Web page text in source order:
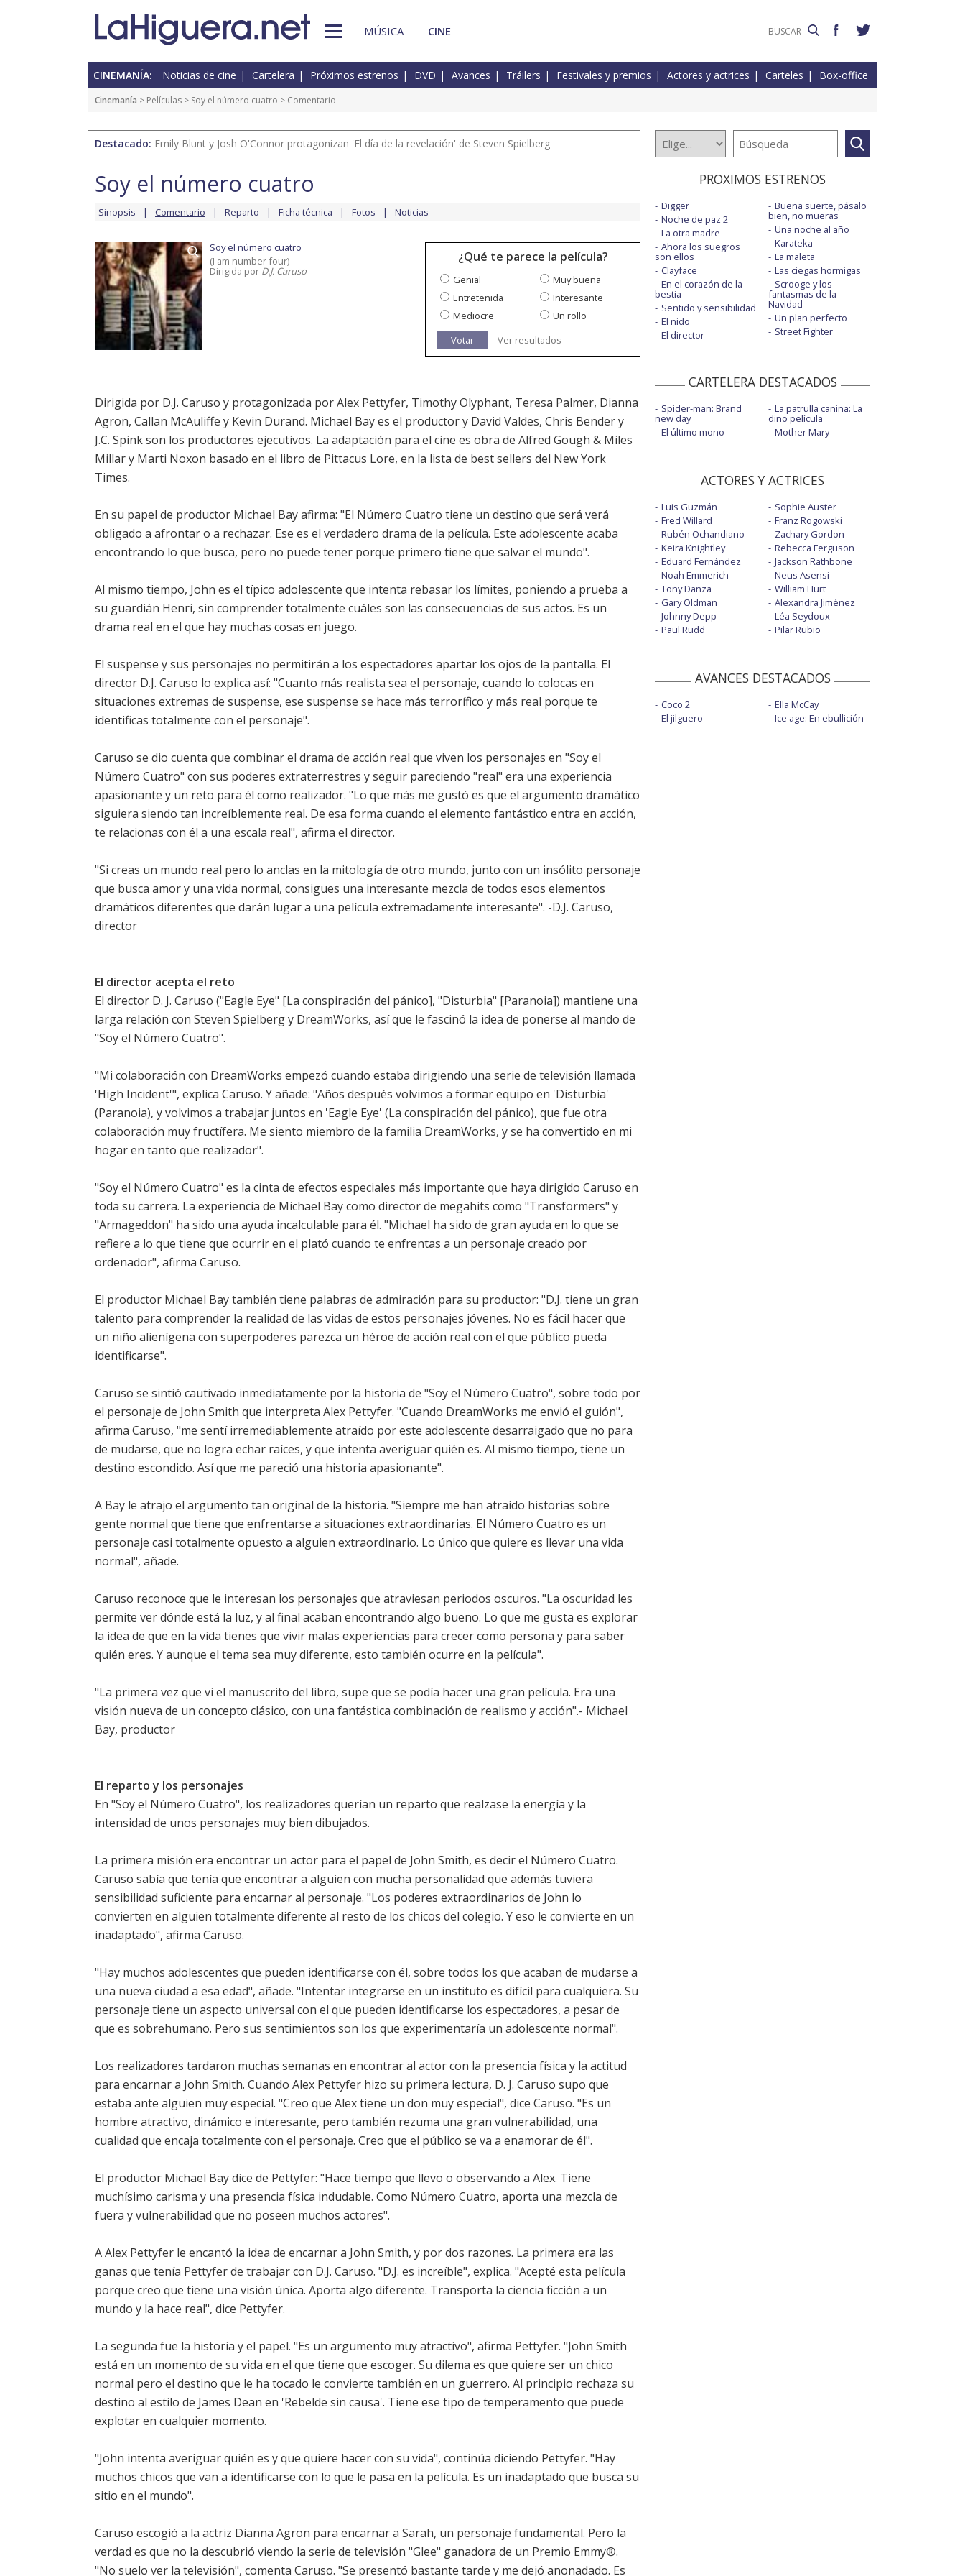
MÚSICA CINE
CINEMANÍA: Noticias de cine Cartelera Próximos estrenos DVD Avances Tráilers Festivales y premios Actores y actrices Carteles Box-office
Cinemanía > Películas > Soy el número cuatro > Comentario
Destacado: Emily Blunt y Josh O'Connor protagonizan 'El día de la revelación' de Steven Spielberg
Soy el número cuatro
Sinopsis Comentario Reparto Ficha técnica Fotos Noticias
Soy el número cuatro
(I am number four)
Dirigida por D.J. Caruso
¿Qué te parece la película?
Genial
Muy buena
Entretenida
Interesante
Mediocre
Un rollo
Votar
Ver resultados
Dirigida por D.J. Caruso y protagonizada por Alex Pettyfer, Timothy Olyphant, Teresa Palmer, Dianna
Agron, Callan McAuliffe y Kevin Durand. Michael Bay es el productor y David Valdes, Chris Bender y
J.C. Spink son los productores ejecutivos. La adaptación para el cine es obra de Alfred Gough & Miles
Millar y Marti Noxon basado en el libro de Pittacus Lore, en la lista de best sellers del New York
Times.
En su papel de productor Michael Bay afirma: "El Número Cuatro tiene un destino que será verá
obligado a afrontar o a rechazar. Ese es el verdadero drama de la película. Este adolescente acaba
encontrando lo que busca, pero no puede tener porque primero tiene que salvar el mundo".
Al mismo tiempo, John es el típico adolescente que intenta rebasar los límites, poniendo a prueba a
su guardián Henri, sin comprender totalmente cuáles son las consecuencias de sus actos. Es un
drama real en el que hay muchas cosas en juego.
El suspense y sus personajes no permitirán a los espectadores apartar los ojos de la pantalla. El
director D.J. Caruso lo explica así: "Cuanto más realista sea el personaje, cuando lo colocas en
situaciones extremas de suspense, ese suspense se hace más terrorífico y más real porque te
identificas totalmente con el personaje".
Caruso se dio cuenta que combinar el drama de acción real que viven los personajes en "Soy el
Número Cuatro" con sus poderes extraterrestres y seguir pareciendo "real" era una experiencia
apasionante y un reto para él como realizador. "Lo que más me gustó es que el argumento dramático
siguiera siendo tan increíblemente real. De esa forma cuando el elemento fantástico entra en acción,
te relacionas con él a una escala real", afirma el director.
"Si creas un mundo real pero lo anclas en la mitología de otro mundo, junto con un insólito personaje
que busca amor y una vida normal, consigues una interesante mezcla de todos esos elementos
dramáticos diferentes que darán lugar a una película extremadamente interesante". -D.J. Caruso,
director
El director acepta el reto
El director D. J. Caruso ("Eagle Eye" [La conspiración del pánico], "Disturbia" [Paranoia]) mantiene una
larga relación con Steven Spielberg y DreamWorks, así que le fascinó la idea de ponerse al mando de
"Soy el Número Cuatro".
"Mi colaboración con DreamWorks empezó cuando estaba dirigiendo una serie de televisión llamada
'High Incident'", explica Caruso. Y añade: "Años después volvimos a formar equipo en 'Disturbia'
(Paranoia), y volvimos a trabajar juntos en 'Eagle Eye' (La conspiración del pánico), que fue otra
colaboración muy fructífera. Me siento miembro de la familia DreamWorks, y se ha convertido en mi
hogar en tanto que realizador".
"Soy el Número Cuatro" es la cinta de efectos especiales más importante que haya dirigido Caruso en
toda su carrera. La experiencia de Michael Bay como director de megahits como "Transformers" y
"Armageddon" ha sido una ayuda incalculable para él. "Michael ha sido de gran ayuda en lo que se
refiere a lo que tiene que ocurrir en el plató cuando te enfrentas a un personaje creado por
ordenador", afirma Caruso.
El productor Michael Bay también tiene palabras de admiración para su productor: "D.J. tiene un gran
talento para comprender la realidad de las vidas de estos personajes jóvenes. No es fácil hacer que
un niño alienígena con superpoderes parezca un héroe de acción real con el que público pueda
identificarse".
Caruso se sintió cautivado inmediatamente por la historia de "Soy el Número Cuatro", sobre todo por
el personaje de John Smith que interpreta Alex Pettyfer. "Cuando DreamWorks me envió el guión",
afirma Caruso, "me sentí irremediablemente atraído por este adolescente desarraigado que no para
de mudarse, que no logra echar raíces, y que intenta averiguar quién es. Al mismo tiempo, tiene un
destino escondido. Así que me pareció una historia apasionante".
A Bay le atrajo el argumento tan original de la historia. "Siempre me han atraído historias sobre
gente normal que tiene que enfrentarse a situaciones extraordinarias. El Número Cuatro es un
personaje casi totalmente opuesto a alguien extraordinario. Lo único que quiere es llevar una vida
normal", añade.
Caruso reconoce que le interesan los personajes que atraviesan periodos oscuros. "La oscuridad les
permite ver dónde está la luz, y al final acaban encontrando algo bueno. Lo que me gusta es explorar
la idea de que en la vida tienes que vivir malas experiencias para crecer como persona y para saber
quién eres. Y aunque el tema sea muy diferente, esto también ocurre en la película".
"La primera vez que vi el manuscrito del libro, supe que se podía hacer una gran película. Era una
visión nueva de un concepto clásico, con una fantástica combinación de realismo y acción".- Michael
Bay, productor
El reparto y los personajes
En "Soy el Número Cuatro", los realizadores querían un reparto que realzase la energía y la
intensidad de unos personajes muy bien dibujados.
La primera misión era encontrar un actor para el papel de John Smith, es decir el Número Cuatro.
Caruso sabía que tenía que encontrar a alguien con mucha personalidad que además tuviera
sensibilidad suficiente para encarnar al personaje. "Los poderes extraordinarios de John lo
convierten en alguien totalmente diferente al resto de los chicos del colegio. Y eso le convierte en un
inadaptado", afirma Caruso.
"Hay muchos adolescentes que pueden identificarse con él, sobre todos los que acaban de mudarse a
una nueva ciudad a esa edad", añade. "Intentar integrarse en un instituto es difícil para cualquiera. Su
personaje tiene un aspecto universal con el que pueden identificarse los espectadores, a pesar de
que es sobrehumano. Pero sus sentimientos son los que experimentaría un adolescente normal".
Los realizadores tardaron muchas semanas en encontrar al actor con la presencia física y la actitud
para encarnar a John Smith. Cuando Alex Pettyfer hizo su primera lectura, D. J. Caruso supo que
estaba ante alguien muy especial. "Creo que Alex tiene un don muy especial", dice Caruso. "Es un
hombre atractivo, dinámico e interesante, pero también rezuma una gran vulnerabilidad, una
cualidad que encaja totalmente con el personaje. Creo que el público se va a enamorar de él".
El productor Michael Bay dice de Pettyfer: "Hace tiempo que llevo o observando a Alex. Tiene
muchísimo carisma y una presencia física indudable. Como Número Cuatro, aporta una mezcla de
fuera y vulnerabilidad que no poseen muchos actores".
A Alex Pettyfer le encantó la idea de encarnar a John Smith, y por dos razones. La primera era las
ganas que tenía Pettyfer de trabajar con D.J. Caruso. "D.J. es increíble", explica. "Acepté esta película
porque creo que tiene una visión única. Aporta algo diferente. Transporta la ciencia ficción a un
mundo y la hace real", dice Pettyfer.
La segunda fue la historia y el papel. "Es un argumento muy atractivo", afirma Pettyfer. "John Smith
está en un momento de su vida en el que tiene que escoger. Su dilema es que quiere ser un chico
normal pero el destino que le ha tocado le convierte también en un guerrero. Al principio rechaza su
destino al estilo de James Dean en 'Rebelde sin causa'. Tiene ese tipo de temperamento que puede
explotar en cualquier momento.
"John intenta averiguar quién es y que quiere hacer con su vida", continúa diciendo Pettyfer. "Hay
muchos chicos que van a identificarse con lo que le pasa en la película. Es un inadaptado que busca su
sitio en el mundo".
Caruso escogió a la actriz Dianna Agron para encarnar a Sarah, un personaje fundamental. Pero la
verdad es que no la descubrió viendo la serie de televisión "Glee" ganadora de un Premio Emmy®.
"No suelo ver la televisión", comenta Caruso. "Se presentó bastante tarde y me dejó anonadado. Es
PROXIMOS ESTRENOS
Digger
Noche de paz 2
La otra madre
Ahora los suegros
son ellos
Clayface
En el corazón de la
bestia
Sentido y sensibilidad
El nido
El director
Buena suerte, pásalo
bien, no mueras
Una noche al año
Karateka
La maleta
Las ciegas hormigas
Scrooge y los
fantasmas de la
Navidad
Un plan perfecto
Street Fighter
CARTELERA DESTACADOS
Spider-man: Brand
new day
El último mono
La patrulla canina: La
dino película
Mother Mary
ACTORES Y ACTRICES
Luis Guzmán
Fred Willard
Rubén Ochandiano
Keira Knightley
Eduard Fernández
Noah Emmerich
Tony Danza
Gary Oldman
Johnny Depp
Paul Rudd
Sophie Auster
Franz Rogowski
Zachary Gordon
Rebecca Ferguson
Jackson Rathbone
Neus Asensi
William Hurt
Alexandra Jiménez
Léa Seydoux
Pilar Rubio
AVANCES DESTACADOS
Coco 2
El jilguero
Ella McCay
Ice age: En ebullición